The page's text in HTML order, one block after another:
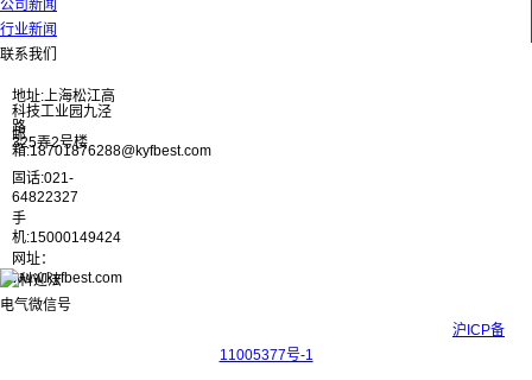
公司新闻
行业新闻
联系我们
地址:上海松江高
科技工业园九泾
路
325弄2号楼
邮
箱:18701876288@kyfbest.com
固话:021-
64822327
手
机:15000149424
网址：
www.kyfbest.com
沪ICP备
11005377号-1